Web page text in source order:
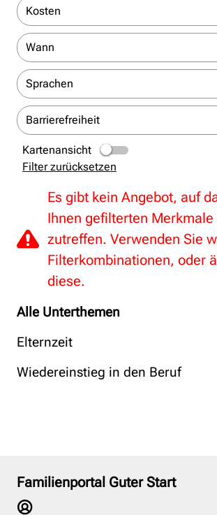
Alle Unterthemen
Elternzeit
Wiedereinstieg in den Beruf
Kosten
Wann
Sprachen
Barrierefreiheit
Kartenansicht
Filter zurücksetzen
Es gibt kein Angebot, auf
Ihnen gefilterten
zutreffen. Verwenden Sie
Filterkombinationen, oder
diese.
Familienportal Guter Start